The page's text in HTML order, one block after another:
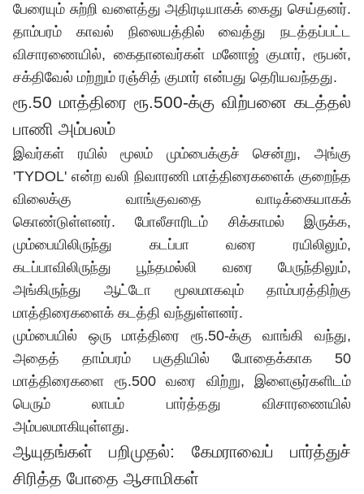
பேரையும் சுற்றி வளைத்து அதிரடியாகக் கைது செய்தனர்.
தாம்பரம் காவல் நிலையத்தில் வைத்து நடத்தப்பட்ட
விசாரணையில், கைதானவர்கள் மனோஜ் குமார், ரூபன்,
சக்திவேல் மற்றும் ரஞ்சித் குமார் என்பது தெரியவந்தது.
ரூ.50 மாத்திரை ரூ.500-க்கு விற்பனை கடத்தல்
பாணி அம்பலம்
இவர்கள் ரயில் மூலம் மும்பைக்குச் சென்று, அங்கு
'TYDOL' என்ற வலி நிவாரணி மாத்திரைகளைக் குறைந்த
விலைக்கு வாங்குவதை வாடிக்கையாகக்
கொண்டுள்ளனர். போலீசாரிடம் சிக்காமல் இருக்க,
மும்பையிலிருந்து கடப்பா வரை ரயிலிலும்,
கடப்பாவிலிருந்து பூந்தமல்லி வரை பேருந்திலும்,
அங்கிருந்து ஆட்டோ மூலமாகவும் தாம்பரத்திற்கு
மாத்திரைகளைக் கடத்தி வந்துள்ளனர்.
மும்பையில் ஒரு மாத்திரை ரூ.50-க்கு வாங்கி வந்து,
அதைத் தாம்பரம் பகுதியில் போதைக்காக 50
மாத்திரைகளை ரூ.500 வரை விற்று, இளைஞர்களிடம்
பெரும் லாபம் பார்த்தது விசாரணையில்
அம்பலமாகியுள்ளது.
ஆயுதங்கள் பறிமுதல்: கேமராவைப் பார்த்துச்
சிரித்த போதை ஆசாமிகள்